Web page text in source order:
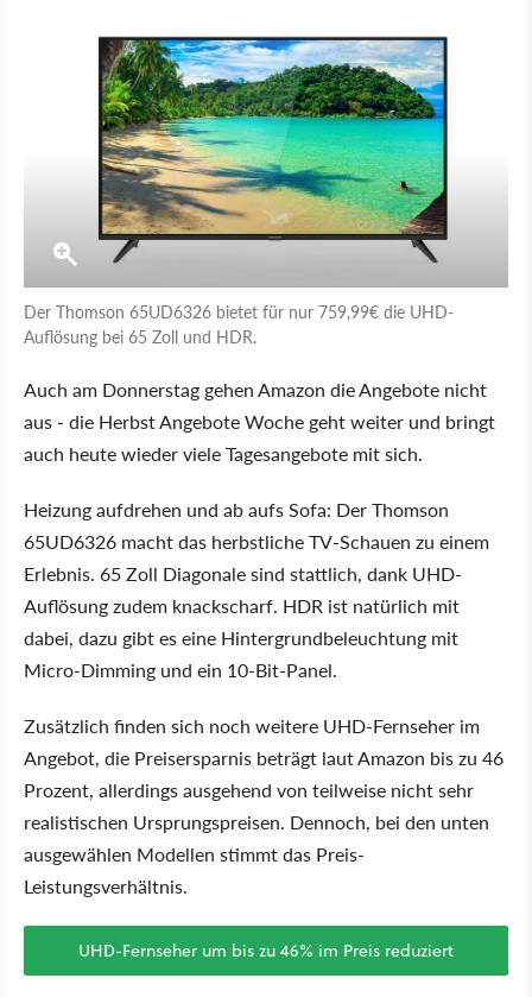
Der Thomson 65UD6326 bietet für nur 759,99€ die UHD-
Auflösung bei 65 Zoll und HDR.
Auch am Donnerstag gehen Amazon die Angebote nicht
aus - die Herbst Angebote Woche geht weiter und bringt
auch heute wieder viele Tagesangebote mit sich.
Heizung aufdrehen und ab aufs Sofa: Der Thomson
65UD6326 macht das herbstliche TV-Schauen zu einem
Erlebnis. 65 Zoll Diagonale sind stattlich, dank UHD-
Auflösung zudem knackscharf. HDR ist natürlich mit
dabei, dazu gibt es eine Hintergrundbeleuchtung mit
Micro-Dimming und ein 10-Bit-Panel.
Zusätzlich finden sich noch weitere UHD-Fernseher im
Angebot, die Preisersparnis beträgt laut Amazon bis zu 46
Prozent, allerdings ausgehend von teilweise nicht sehr
realistischen Ursprungspreisen. Dennoch, bei den unten
ausgewählen Modellen stimmt das Preis-
Leistungsverhältnis.
UHD-Fernseher um bis zu 46% im Preis reduziert